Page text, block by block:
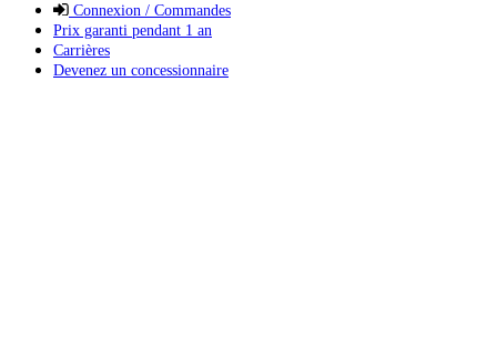
Connexion / Commandes
Prix garanti pendant 1 an
Carrières
Devenez un concessionnaire